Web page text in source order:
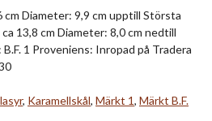
cm Diameter: 9,9 cm upptill Största
13,8 cm Diameter: 8,0 cm nedtill
1 Proveniens: Inropad på Tradera
, Karamellskål, Märkt 1, Märkt B.F.